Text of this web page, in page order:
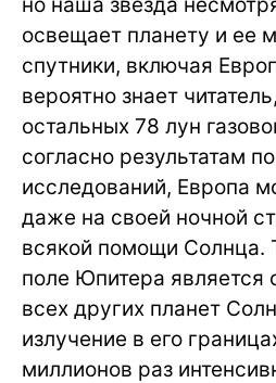
освещает планету и ее
спутники, включая
вероятно знает
остальных 78 лун
согласно результатам
исследований, Европа
даже на своей ночной
всякой помощи Солнца.
поле Юпитера
всех других планет
излучение в его
миллионов раз